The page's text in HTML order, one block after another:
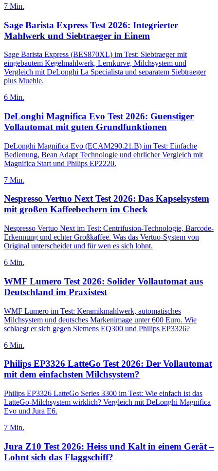
7 Min.
Sage Barista Express Test 2026: Integrierter
Mahlwerk und Siebtraeger in Einem
Sage Barista Express (BES870XL) im Test: Siebtraeger mit
eingebautem Kegelmahlwerk, Lernkurve, Milchsystem und
Vergleich mit DeLonghi La Specialista und separatem Siebtraeger
plus Muehle.
6 Min.
DeLonghi Magnifica Evo Test 2026: Guenstiger
Vollautomat mit guten Grundfunktionen
DeLonghi Magnifica Evo (ECAM290.21.B) im Test: Einfache
Bedienung, Bean Adapt Technologie und ehrlicher Vergleich mit
Magnifica Start und Philips EP2220.
7 Min.
Nespresso Vertuo Next Test 2026: Das Kapselsystem
mit großen Kaffeebechern im Check
Nespresso Vertuo Next im Test: Centrifusion-Technologie, Barcode-
Erkennung und echter Großkaffee. Was das Vertuo-System von
Original unterscheidet und für wen es sich lohnt.
6 Min.
WMF Lumero Test 2026: Solider Vollautomat aus
Deutschland im Praxistest
WMF Lumero im Test: Keramikmahlwerk, automatisches
Milchsystem und deutsches Markenimage unter 600 Euro. Wie
schlaegt er sich gegen Siemens EQ300 und Philips EP3326?
6 Min.
Philips EP3326 LatteGo Test 2026: Der Vollautomat
mit dem einfachsten Milchsystem?
Philips EP3326 LatteGo Series 3300 im Test: Wie einfach ist das
LatteGo-Milchsystem wirklich? Vergleich mit DeLonghi Magnifica
Evo und Jura E6.
7 Min.
Jura Z10 Test 2026: Heiss und Kalt in einem Gerät –
Lohnt sich das Flaggschiff?